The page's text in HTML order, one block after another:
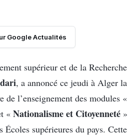
Google Actualités
supérieur et de la Recherche
, a annoncé ce jeudi à Alger la
de l’enseignement des modules «
« Nationalisme et Citoyenneté »
Écoles supérieures du pays. Cette